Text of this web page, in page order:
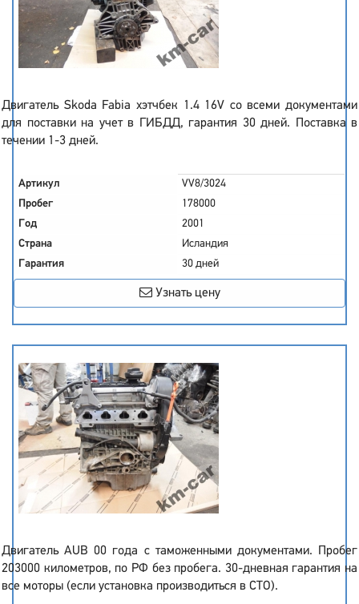
Двигатель Skoda Fabia хэтчбек 1.4 16V со всеми документами
для поставки на учет в ГИБДД, гарантия 30 дней. Поставка в
течении 1-3 дней.
Артикул
VV8/3024
Пробег
178000
Год
2001
Страна
Исландия
Гарантия
30 дней
Узнать цену
Двигатель AUB 00 года с таможенными документами. Пробег
203000 километров, по РФ без пробега. 30-дневная гарантия на
все моторы (если установка производиться в СТО).